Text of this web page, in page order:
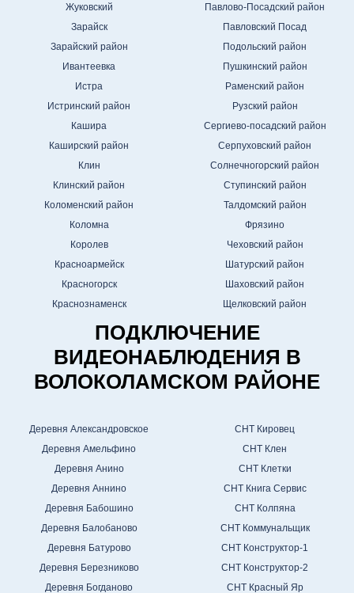
Жуковский
Зарайск
Зарайский район
Ивантеевка
Истра
Истринский район
Кашира
Каширский район
Клин
Клинский район
Коломенский район
Коломна
Королев
Красноармейск
Красногорск
Краснознаменск
Павлово-Посадский район
Павловский Посад
Подольский район
Пушкинский район
Раменский район
Рузский район
Сергиево-посадский район
Серпуховский район
Солнечногорский район
Ступинский район
Талдомский район
Фрязино
Чеховский район
Шатурский район
Шаховский район
Щелковский район
ПОДКЛЮЧЕНИЕ
ВИДЕОНАБЛЮДЕНИЯ В
ВОЛОКОЛАМСКОМ РАЙОНЕ
Деревня Александровское
Деревня Амельфино
Деревня Анино
Деревня Аннино
Деревня Бабошино
Деревня Балобаново
Деревня Батурово
Деревня Березниково
Деревня Богданово
СНТ Кировец
СНТ Клен
СНТ Клетки
СНТ Книга Сервис
СНТ Колпяна
СНТ Коммунальщик
СНТ Конструктор-1
СНТ Конструктор-2
СНТ Красный Яр